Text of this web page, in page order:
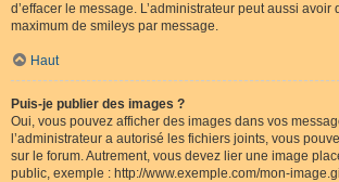
d’effacer le message. L’administrateur peut aussi avoir
maximum de smileys par message.
Haut
Puis-je publier des images ?
Oui, vous pouvez afficher des images dans vos
l’administrateur a autorisé les fichiers joints, vous
sur le forum. Autrement, vous devez lier une image
public, exemple : http://www.exemple.com/mon-